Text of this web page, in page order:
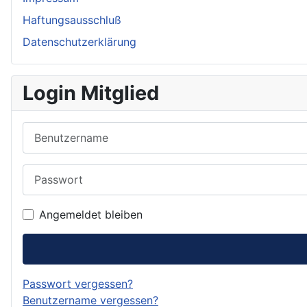
Haftungsausschluß
Datenschutzerklärung
Login Mitglied
Angemeldet bleiben
Passwort vergessen?
Benutzername vergessen?